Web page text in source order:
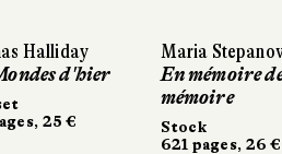
Halliday
d'hier
25 €
Maria
En mémoire
mémoire
Stock
621 pages, 26 €
Halliday
d'hier
25 €
Maria
En mémoire
mémoire
Stock
621 pages, 26 €